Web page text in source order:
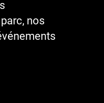
nos